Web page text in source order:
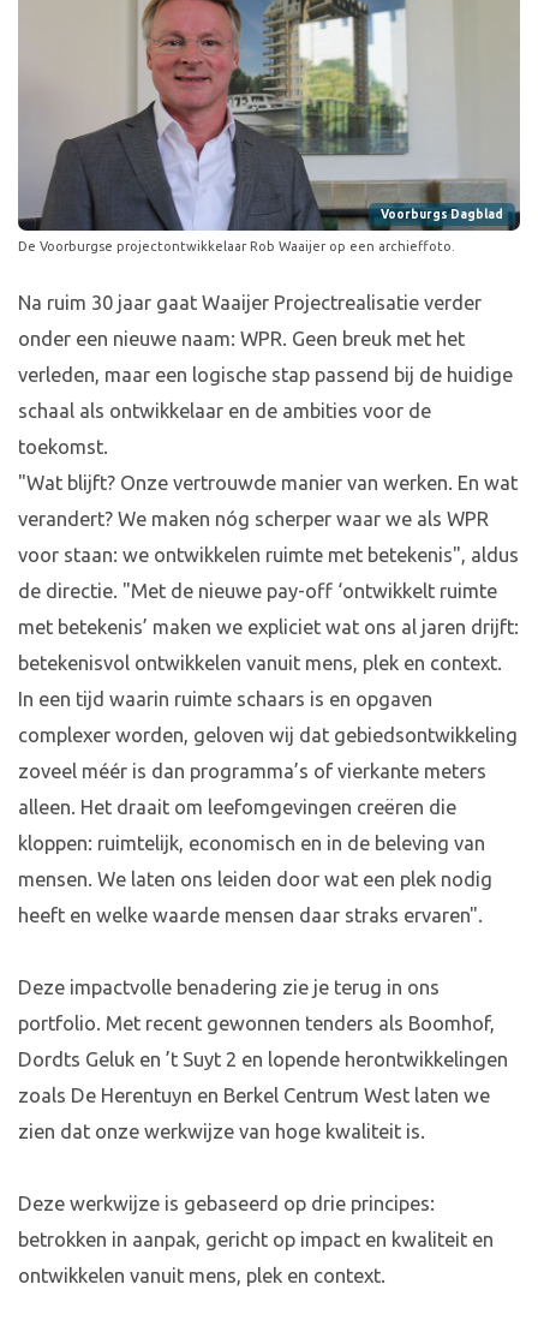
Voorburgs Dagblad
De Voorburgse projectontwikkelaar Rob Waaijer op een archieffoto.
Na ruim 30 jaar gaat Waaijer Projectrealisatie verder
onder een nieuwe naam: WPR. Geen breuk met het
verleden, maar een logische stap passend bij de huidige
schaal als ontwikkelaar en de ambities voor de
toekomst.
"Wat blijft? Onze vertrouwde manier van werken. En wat
verandert? We maken nóg scherper waar we als WPR
voor staan: we ontwikkelen ruimte met betekenis", aldus
de directie. "Met de nieuwe pay-off ‘ontwikkelt ruimte
met betekenis’ maken we expliciet wat ons al jaren drijft:
betekenisvol ontwikkelen vanuit mens, plek en context.
In een tijd waarin ruimte schaars is en opgaven
complexer worden, geloven wij dat gebiedsontwikkeling
zoveel méér is dan programma’s of vierkante meters
alleen. Het draait om leefomgevingen creëren die
kloppen: ruimtelijk, economisch en in de beleving van
mensen. We laten ons leiden door wat een plek nodig
heeft en welke waarde mensen daar straks ervaren".
Deze impactvolle benadering zie je terug in ons
portfolio. Met recent gewonnen tenders als Boomhof,
Dordts Geluk en ’t Suyt 2 en lopende herontwikkelingen
zoals De Herentuyn en Berkel Centrum West laten we
zien dat onze werkwijze van hoge kwaliteit is.
Deze werkwijze is gebaseerd op drie principes:
betrokken in aanpak, gericht op impact en kwaliteit en
ontwikkelen vanuit mens, plek en context.